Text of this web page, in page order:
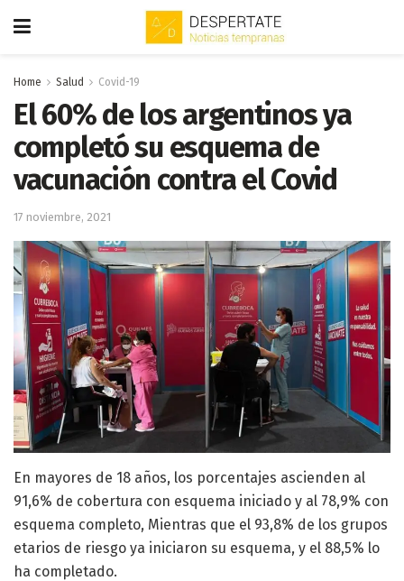
Home Salud Covid-19
El 60% de los argentinos ya
completó su esquema de
vacunación contra el Covid
17 noviembre, 2021
En mayores de 18 años, los porcentajes ascienden al
91,6% de cobertura con esquema iniciado y al 78,9% con
esquema completo, Mientras que el 93,8% de los grupos
etarios de riesgo ya iniciaron su esquema, y el 88,5% lo
ha completado.